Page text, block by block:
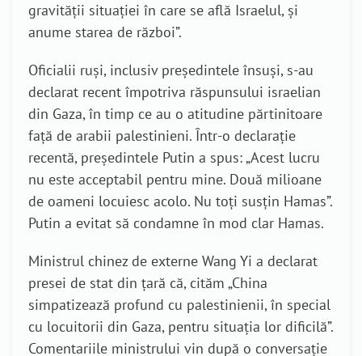
gravității situației în care se află Israelul, și
anume starea de război”.
Oficialii ruși, inclusiv președintele însuși, s-au
declarat recent împotriva răspunsului israelian
din Gaza, în timp ce au o atitudine părtinitoare
față de arabii palestinieni. Într-o declarație
recentă, președintele Putin a spus: „Acest lucru
nu este acceptabil pentru mine. Două milioane
de oameni locuiesc acolo. Nu toți susțin Hamas”.
Putin a evitat să condamne în mod clar Hamas.
Ministrul chinez de externe Wang Yi a declarat
presei de stat din țară că, cităm „China
simpatizează profund cu palestinienii, în special
cu locuitorii din Gaza, pentru situația lor dificilă”.
Comentariile ministrului vin după o conversație